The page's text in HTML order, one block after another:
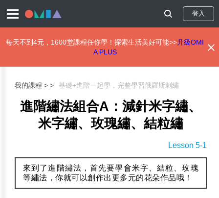
登入
每天不到4元，1600堂課程任你學！探索生活美好可能>>升級OMI
A PLUS
我的課程 > 基礎+進階一起學，完整學習俄羅斯刺繡
進階繡法組合A：減針米字繡、
米字繡、玫瑰繡、結粒繡
Lesson 5-1
來到了進階繡法，首先要學會米字、結粒、玫瑰
等繡法，你就可以創作出更多元的花朵作品哦！